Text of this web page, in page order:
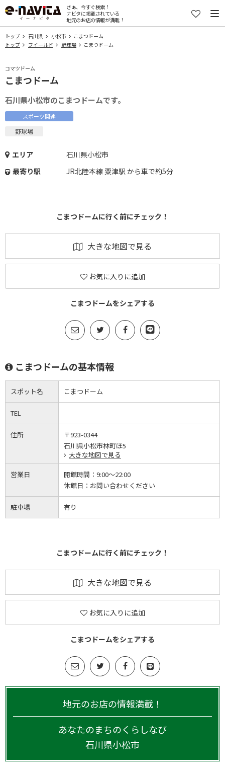
さぁ、今すぐ検索！
ナビタに掲載されている
地元のお店の情報が満載！
トップ 石川県 小松市
こまつドーム
トップ
フイールド 野球場 こまつドーム
コマツドーム
こまつドーム
石川県小松市のこまつドームです。
スポーツ関連
野球場
エリア
石川県小松市
最寄り駅
JR北陸本線 粟津駅 から車で約5分
こまつドームに行く前にチェック！
大きな地図で見る
お気に入りに追加
こまつドームをシェアする
こまつドームの基本情報
スポット名 こまつドーム
TEL
住所
〒923-0344
石川県小松市林町ほ5
大きな地図で見る
営業日 開館時間： 9:00～22:00
休館日： お問い合わせください
駐車場 有り
こまつドームに行く前にチェック！
大きな地図で見る
お気に入りに追加
こまつドームをシェアする
地元のお店の情報満載！
あなたのまちのくらしなび
石川県小松市